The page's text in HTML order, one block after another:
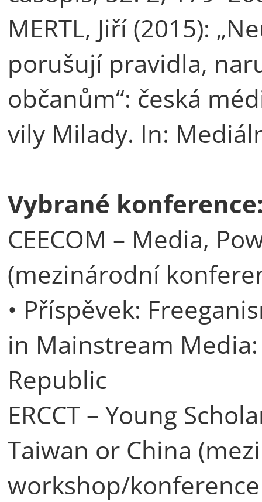
MERTL, Jiří (2015):
porušují pravidla,
občanům“: česká
vily Milady. In:
Vybrané
CEECOM – Media,
(mezinárodní
• Příspěvek:
in Mainstream
Republic
ERCCT – Young
Taiwan or China
workshop/